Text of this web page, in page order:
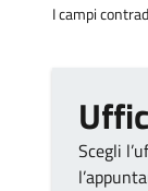
I campi
Scegli